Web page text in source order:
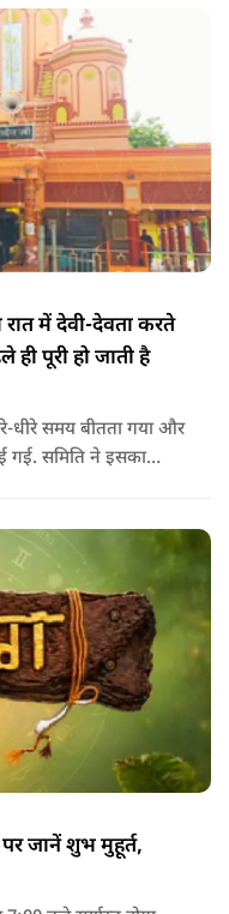
में देवी-देवता करते
पूरी हो जाती है
धीरे समय बीतता गया और
गई. समिति ने इसका
जानें शुभ मुहूर्त,